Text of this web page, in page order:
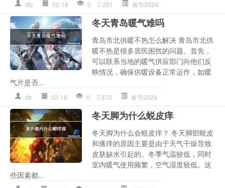
dtz 02-18 0 221 春节2024
冬天青岛暖气难吗
青岛市北供暖不热怎么解决 青岛市北供
暖不热是很多居民困扰的问题。首先，
可以联系当地的暖气供应部门向他们反
映情况，确保供暖设备正常运作，如暖
气片是否...
dtr 02-18 0 872 春节2024
冬天脚为什么蜕皮痒
冬天脚为什么会蜕皮痒？ 冬天脚部蜕皮
和瘙痒的原因主要是由于天气干燥导致
皮肤缺水引起的。冬季气温较低，同时
室内暖气使用频繁，空气湿度较低。这
些因素都...